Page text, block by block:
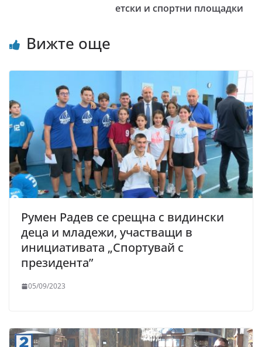
етски и спортни площадки
Вижте още
Румен Радев се срещна с видински
деца и младежи, участващи в
инициативата „Спортувай с
президента”
05/09/2023